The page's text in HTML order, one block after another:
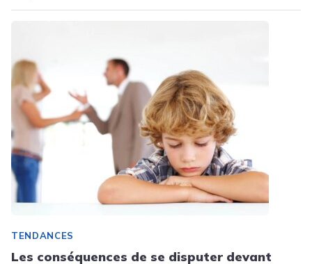
TENDANCES
Les conséquences de se disputer devant